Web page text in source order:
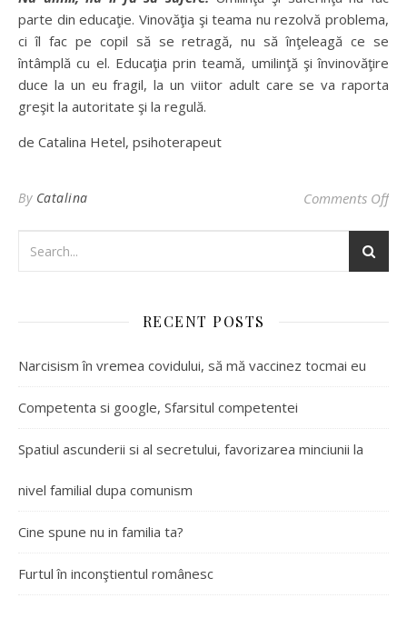
parte din educaţie. Vinovăţia şi teama nu rezolvă problema,
ci îl fac pe copil să se retragă, nu să înţeleagă ce se
întâmplă cu el. Educaţia prin teamă, umilinţă şi învinovăţire
duce la un eu fragil, la un viitor adult care se va raporta
greşit la autoritate şi la regulă.
de Catalina Hetel, psihoterapeut
By Catalina Comments Off
RECENT POSTS
Narcisism în vremea covidului, să mă vaccinez tocmai eu
Competenta si google, Sfarsitul competentei
Spatiul ascunderii si al secretului, favorizarea minciunii la
nivel familial dupa comunism
Cine spune nu in familia ta?
Furtul în inconştientul românesc